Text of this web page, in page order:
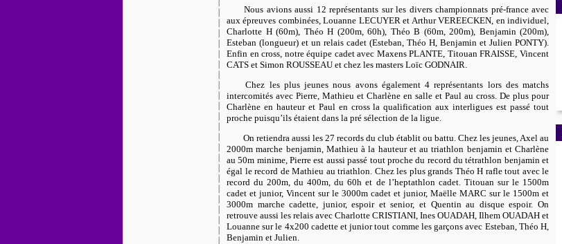
Nous avions aussi 12 représentants sur les divers championnats pré-france avec
aux épreuves combinées, Louanne LECUYER et Arthur VEREECKEN, en individuel,
Charlotte H (60m), Théo H (200m, 60h), Théo B (60m, 200m), Benjamin (200m),
Esteban (longueur) et un relais cadet (Esteban, Théo H, Benjamin et Julien PONTY).
Enfin en cross, notre équipe cadet avec Maxens PLANTE, Titouan FRAISSE, Vincent
CATS et Simon ROUSSEAU et chez les masters Loïc GODNAIR.
Chez les plus jeunes nous avons également 4 représentants lors des matchs
intercomités avec Pierre, Mathieu et Charlène en salle et Paul au cross. De plus pour
Charlène en hauteur et Paul en cross la qualification aux interligues est passé tout
proche puisqu’ils étaient dans la pré sélection de la ligue.
On retiendra aussi les 27 records du club établit ou battu. Chez les jeunes, Axel au
2000m marche benjamin, Mathieu à la hauteur et au triathlon benjamin et Charlène
au 50m minime, Pierre est aussi passé tout proche du record du tétrathlon benjamin et
égal le record de Mathieu au triathlon. Chez les plus grands Théo H rafle tout avec le
record du 200m, du 400m, du 60h et de l’heptathlon cadet. Titouan sur le 1500m
cadet et junior, Vincent sur le 3000m cadet et junior, Maëlle MARC sur le 1500m et
3000m marche cadette, junior, espoir et senior, et Quentin au disque espoir. On
retrouve aussi les relais avec Charlotte CRISTIANI, Ines OUADAH, Ilhem OUADAH et
Louanne sur le 4x200 cadette et junior tout comme les garçons avec Esteban, Théo H,
Benjamin et Julien.